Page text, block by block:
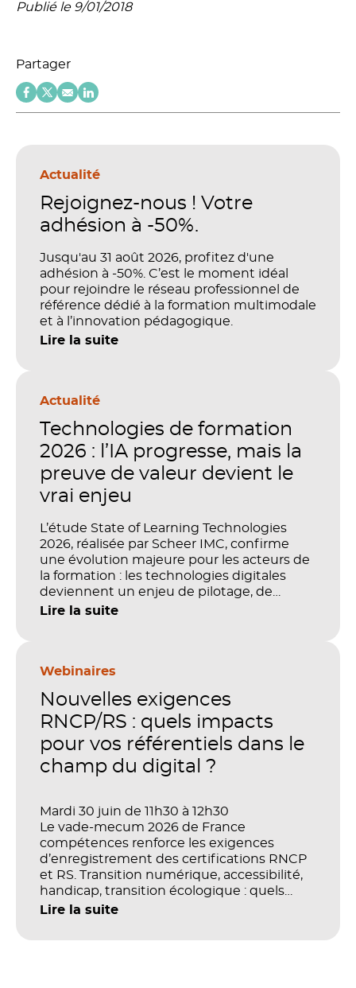
Publié le 9/01/2018
Partager
Actualité
Rejoignez-nous ! Votre
adhésion à -50%.
Jusqu'au 31 août 2026, profitez d'une
adhésion à -50%. C’est le moment idéal
pour rejoindre le réseau professionnel de
référence dédié à la formation multimodale
et à l’innovation pédagogique.
Lire la suite
Actualité
Technologies de formation
2026 : l’IA progresse, mais la
preuve de valeur devient le
vrai enjeu
L’étude State of Learning Technologies
2026, réalisée par Scheer IMC, confirme
une évolution majeure pour les acteurs de
la formation : les technologies digitales
deviennent un enjeu de pilotage, de
performance et de preuve de valeur. IA,
stratégique. Mais comment démontrer
investissements sur les compétences, la
productivité et la performance des
Lire la suite
Webinaires
Nouvelles exigences
RNCP/RS : quels impacts
pour vos référentiels dans le
champ du digital ?
Mardi 30 juin de 11h30 à 12h30
Le vade-mecum 2026 de France
compétences renforce les exigences
d’enregistrement des certifications RNCP
et RS. Transition numérique, accessibilité,
handicap, transition écologique : quels
impacts concrets pour les référentiels dans
Lire la suite